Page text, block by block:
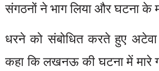
संगठनों ने भाग लिया और घटना के
धरने को संबोधित करते हुए
कहा कि लखनऊ की घटना में मारे